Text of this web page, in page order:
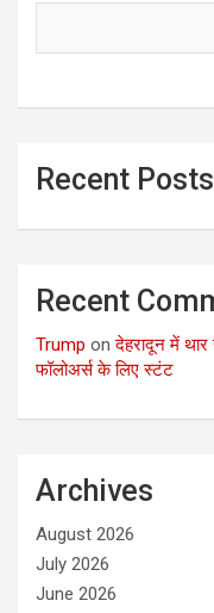
Recent Posts
Recent
Trump onदेहरादून में
फॉलोअर्स के लिए स्टंट
Archives
August 2026
July 2026
June 2026